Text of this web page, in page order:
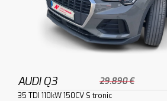
AUDI Q3 29.890 €
35 TDI 110kW 150CV S tronic